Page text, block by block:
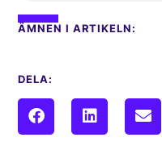
ÄMNEN I ARTIKELN:
DELA: